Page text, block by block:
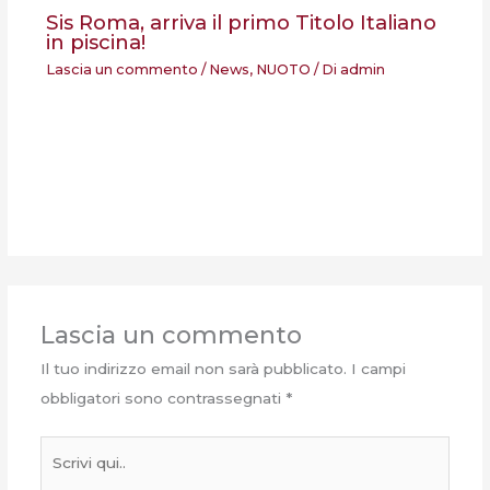
Sis Roma, arriva il primo Titolo Italiano
in piscina!
Lascia un commento / News, NUOTO / Di admin
Lascia un commento
Il tuo indirizzo email non sarà pubblicato. I campi
obbligatori sono contrassegnati *